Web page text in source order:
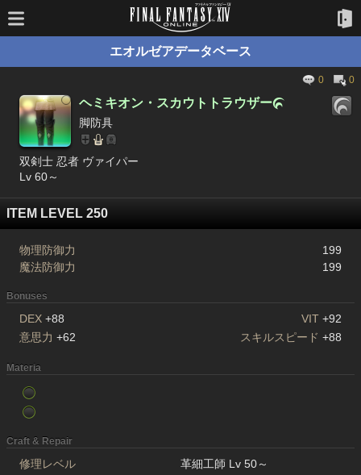
エオルゼアデータベース
0 0
ヘミキオン・スカウトトラウザー
脚防具
双剣士 忍者 ヴァイパー
Lv 60～
ITEM LEVEL 250
物理防御力
199
魔法防御力
199
Bonuses
DEX +88 VIT +92
意思力 +62 スキルスピード +88
Materia
Craft & Repair
修理レベル
革細工師 Lv 50～